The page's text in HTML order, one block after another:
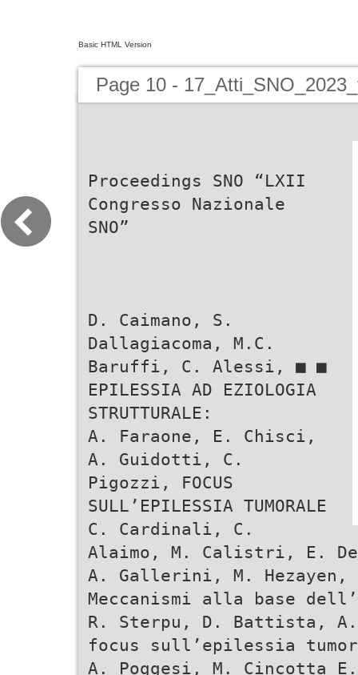
Basic HTML Version
Page 10 -
Proceedings SNO “LXII
Congresso Nazionale
SNO”
D. Caimano, S.
Dallagiacoma, M.C.
Baruffi, C. Alessi, ■ ■
EPILESSIA AD EZIOLOGIA
STRUTTURALE:
A. Faraone, E. Chisci,
A. Guidotti, C.
Pigozzi, FOCUS
SULL’EPILESSIA TUMORALE
C. Cardinali, C.
Alaimo, M. Calistri, E.
A. Gallerini, M.
Meccanismi alla base
R. Sterpu, D. Battista,
focus sull’epilessia
A. Poggesi, M. Cincotta